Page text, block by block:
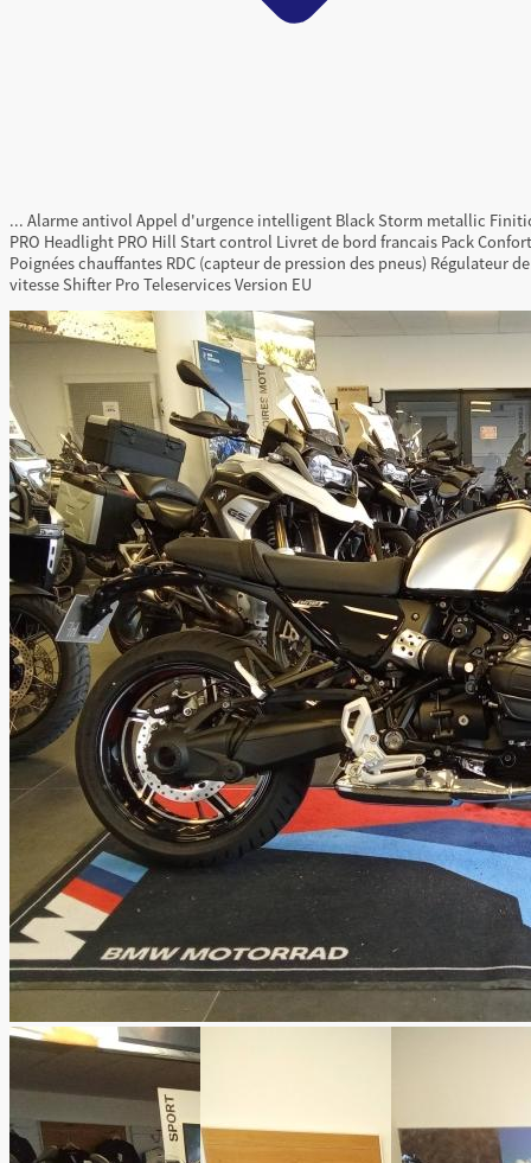
... Alarme antivol Appel d'urgence intelligent Black Storm metallic
PRO Headlight PRO Hill Start control Livret de bord francais Pack Confort
Poignées chauffantes RDC (capteur de pression des pneus) Régulateur de
vitesseShifter Pro TeleservicesVersion EU